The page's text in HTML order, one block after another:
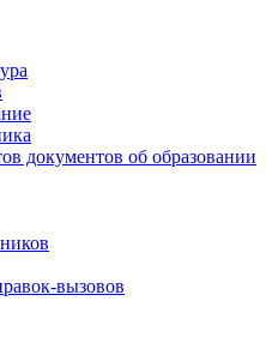
документов об образовании
вызовов